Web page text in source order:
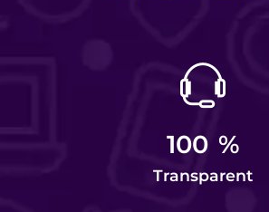
100 %
Transparent